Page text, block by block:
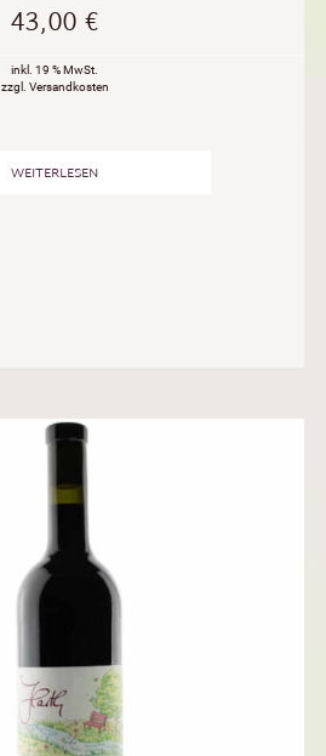
43,00€
inkl. 19 % MwSt.
zzgl. Versandkosten
WEITERLESEN